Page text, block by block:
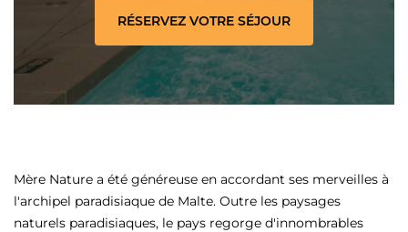
Mère Nature a été généreuse en accordant ses merveilles à
l'archipel paradisiaque de Malte. Outre les paysages
naturels paradisiaques, le pays regorge d'innombrables
RÉSERVEZ VOTRE SÉJOUR